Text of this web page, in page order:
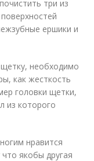
три из
ершики и
необходимо
как жесткость
головки щетки,
из которого
нравится
якобы другая